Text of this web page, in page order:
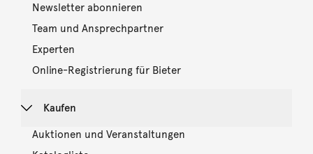
Newsletter abonnieren
Team und Ansprechpartner
Experten
Online-Registrierung für Bieter
Kaufen
Auktionen und Veranstaltungen